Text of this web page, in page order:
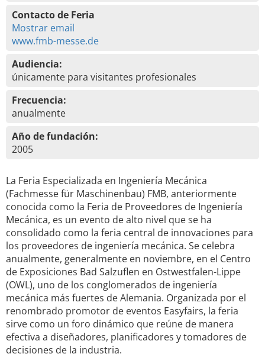
Contacto de Feria
Mostrar email
www.fmb-messe.de
Audiencia:
únicamente para visitantes profesionales
Frecuencia:
anualmente
Año de fundación:
2005
La Feria Especializada en Ingeniería Mecánica
(Fachmesse für Maschinenbau) FMB, anteriormente
conocida como la Feria de Proveedores de Ingeniería
Mecánica, es un evento de alto nivel que se ha
consolidado como la feria central de innovaciones para
los proveedores de ingeniería mecánica. Se celebra
anualmente, generalmente en noviembre, en el Centro
de Exposiciones Bad Salzuflen en Ostwestfalen-Lippe
(OWL), uno de los conglomerados de ingeniería
mecánica más fuertes de Alemania. Organizada por el
renombrado promotor de eventos Easyfairs, la feria
sirve como un foro dinámico que reúne de manera
efectiva a diseñadores, planificadores y tomadores de
decisiones de la industria.